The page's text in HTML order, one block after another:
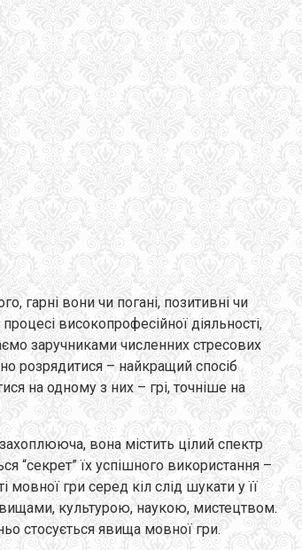
гарні вони чи погані, позитивні чи
високопрофесійної діяльності,
заручниками численних стресових
розрядитися – найкращий спосіб
на одному з них – грі, точніше на
вона містить цілий спектр
“секрет” їх успішного використання –
мовної гри серед кіл слід шукати у її
культурою, наукою, мистецтвом.
стосується явища мовної гри.